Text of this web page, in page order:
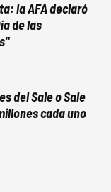
la AFA declaró
de las
del Sale o Sale
cada uno